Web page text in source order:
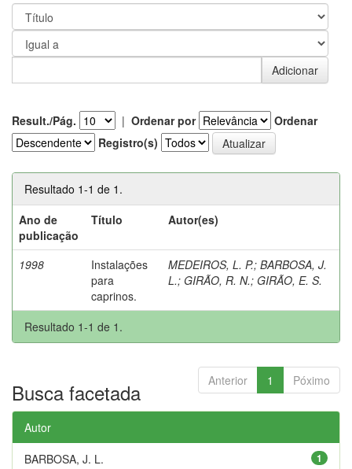
Result./Pág. | Ordenar por
Ordenar
Registro(s)
Resultado 1-1 de 1.
Ano de
publicação
Título Autor(es)
1998
Instalações
para
caprinos.
MEDEIROS, L. P.; BARBOSA, J.
L.; GIRÃO, R. N.; GIRÃO, E. S.
Resultado 1-1 de 1.
Anterior 1 Póximo
Busca facetada
Autor
1
BARBOSA, J. L.